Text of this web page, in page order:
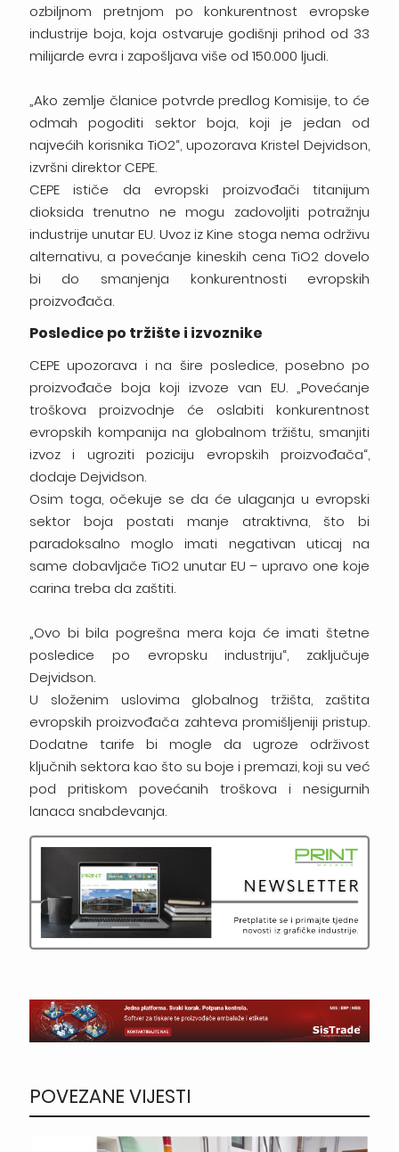
ozbiljnom pretnjom po konkurentnost evropske
industrije boja, koja ostvaruje godišnji prihod od 33
milijarde evra i zapošljava više od 150.000 ljudi.
„Ako zemlje članice potvrde predlog Komisije, to će
odmah pogoditi sektor boja, koji je jedan od
najvećih korisnika TiO2“, upozorava Kristel Dejvidson,
izvršni direktor CEPE.
CEPE ističe da evropski proizvođači titanijum
dioksida trenutno ne mogu zadovoljiti potražnju
industrije unutar EU. Uvoz iz Kine stoga nema održivu
alternativu, a povećanje kineskih cena TiO2 dovelo
bi do smanjenja konkurentnosti evropskih
proizvođača.
Posledice po tržište i izvoznike
CEPE upozorava i na šire posledice, posebno po
proizvođače boja koji izvoze van EU. „Povećanje
troškova proizvodnje će oslabiti konkurentnost
evropskih kompanija na globalnom tržištu, smanjiti
izvoz i ugroziti poziciju evropskih proizvođača“,
dodaje Dejvidson.
Osim toga, očekuje se da će ulaganja u evropski
sektor boja postati manje atraktivna, što bi
paradoksalno moglo imati negativan uticaj na
same dobavljače TiO2 unutar EU – upravo one koje
carina treba da zaštiti.
„Ovo bi bila pogrešna mera koja će imati štetne
posledice po evropsku industriju“, zaključuje
Dejvidson.
U složenim uslovima globalnog tržišta, zaštita
evropskih proizvođača zahteva promišljeniji pristup.
Dodatne tarife bi mogle da ugroze održivost
ključnih sektora kao što su boje i premazi, koji su već
pod pritiskom povećanih troškova i nesigurnih
lanaca snabdevanja.
POVEZANE VIJESTI